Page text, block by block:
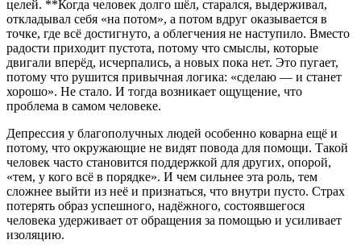
целей. **Когда человек долго шёл, старался, выдерживал,
откладывал себя «на потом», а потом вдруг оказывается в
точке, где всё достигнуто, а облегчения не наступило. Вместо
радости приходит пустота, потому что смыслы, которые
двигали вперёд, исчерпались, а новых пока нет. Это пугает,
потому что рушится привычная логика: «сделаю — и станет
хорошо». Не стало. И тогда возникает ощущение, что
проблема в самом человеке.
Депрессия у благополучных людей особенно коварна ещё и
потому, что окружающие не видят повода для помощи. Такой
человек часто становится поддержкой для других, опорой,
«тем, у кого всё в порядке». И чем сильнее эта роль, тем
сложнее выйти из неё и признаться, что внутри пусто. Страх
потерять образ успешного, надёжного, состоявшегося
человека удерживает от обращения за помощью и усиливает
изоляцию.